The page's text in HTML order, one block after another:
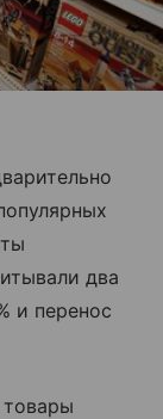
два
и перенос